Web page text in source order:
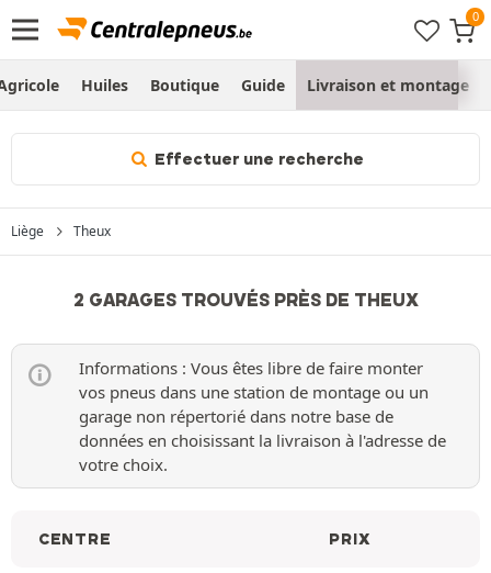
Huiles Boutique Guide Livraison et montage
Effectuer une recherche
Liège Theux
2 GARAGES TROUVÉS PRÈS DE THEUX
Informations : Vous êtes libre de faire monter
vos pneus dans une station de montage ou un
garage non répertorié dans notre base de
données en choisissant la livraison à l'adresse de
votre choix.
CENTRE PRIX